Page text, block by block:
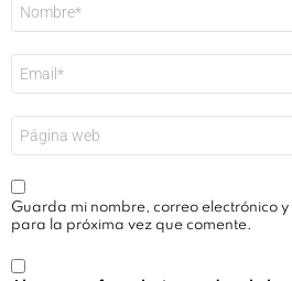
electrónico
*
Guarda mi nombre, correo electrónico
para la próxima vez que comente.